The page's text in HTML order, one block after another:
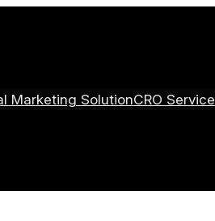
Marketing SolutionCRO Service